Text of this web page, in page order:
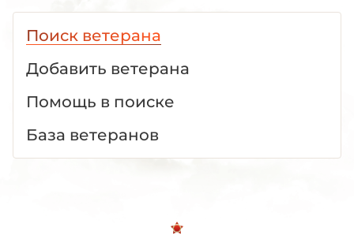
Поиск ветерана
Добавить ветерана
Помощь в поиске
База ветеранов